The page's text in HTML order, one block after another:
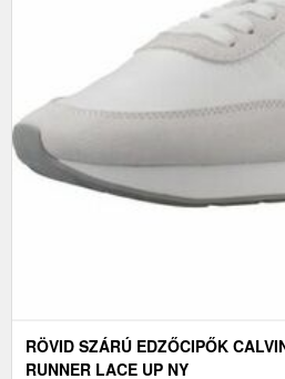
RÖVID SZÁRÚ EDZŐCIPŐK
RUNNER LACE UP NY